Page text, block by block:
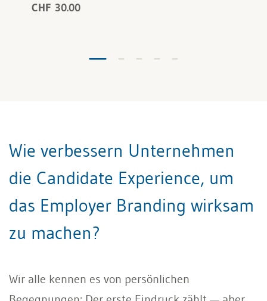
CHF 30.00
Wie verbessern Unternehmen
die Candidate Experience, um
das Employer Branding wirksam
zu machen?
Wir alle kennen es von persönlichen